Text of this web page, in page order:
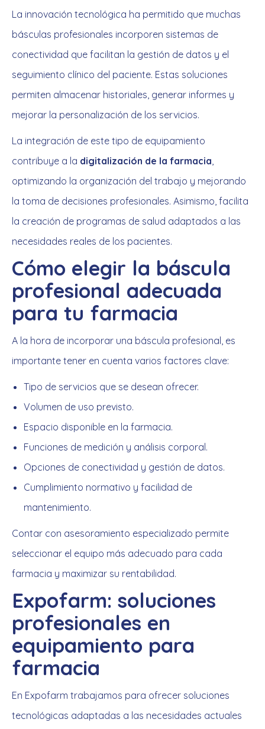
La innovación tecnológica ha permitido que muchas
básculas profesionales incorporen sistemas de
conectividad que facilitan la gestión de datos y el
seguimiento clínico del paciente. Estas soluciones
permiten almacenar historiales, generar informes y
mejorar la personalización de los servicios.
La integración de este tipo de equipamiento
contribuye a la digitalización de la farmacia,
optimizando la organización del trabajo y mejorando
la toma de decisiones profesionales. Asimismo, facilita
la creación de programas de salud adaptados a las
necesidades reales de los pacientes.
Cómo elegir la báscula
profesional adecuada
para tu farmacia
A la hora de incorporar una báscula profesional, es
importante tener en cuenta varios factores clave:
Tipo de servicios que se desean ofrecer.
Volumen de uso previsto.
Espacio disponible en la farmacia.
Funciones de medición y análisis corporal.
Opciones de conectividad y gestión de datos.
Cumplimiento normativo y facilidad de
mantenimiento.
Contar con asesoramiento especializado permite
seleccionar el equipo más adecuado para cada
farmacia y maximizar su rentabilidad.
Expofarm: soluciones
profesionales en
equipamiento para
farmacia
En Expofarm trabajamos para ofrecer soluciones
tecnológicas adaptadas a las necesidades actuales